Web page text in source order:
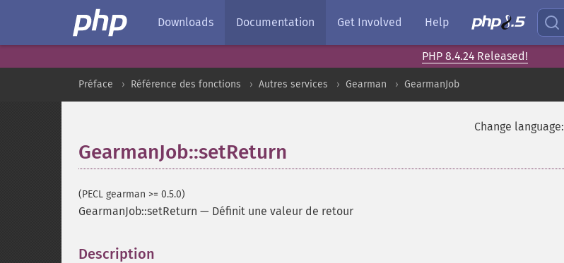
Downloads Documentation Get Involved Help
PHP 8.4.24 Released!
Préface Référence des fonctions Autres services Gearman GearmanJob
Change language:
GearmanJob::setReturn
(PECL gearman >= 0.5.0)
GearmanJob::setReturn — Définit une valeur de retour
Description